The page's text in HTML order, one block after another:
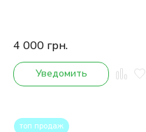
4 000 грн.
Уведомить
топ продаж